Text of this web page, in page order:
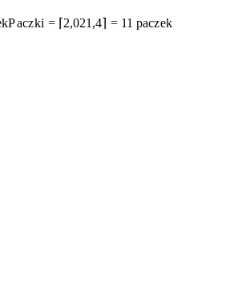
Paczki = ⌈2,021 ,4⌉ = 11 paczek